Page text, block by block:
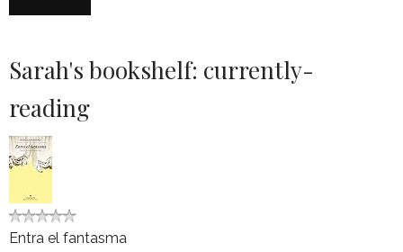
Sarah's bookshelf: currently-
reading
Entra el fantasma